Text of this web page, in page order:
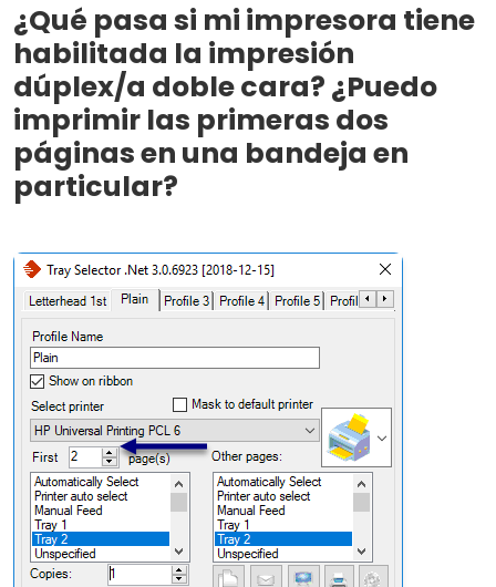
¿Qué pasa si mi impresora tiene
habilitada la impresión
dúplex/a doble cara? ¿Puedo
imprimir las primeras dos
páginas en una bandeja en
particular?